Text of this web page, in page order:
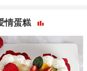
情蛋糕